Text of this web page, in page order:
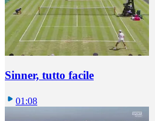
Sinner, tutto facile
01:08